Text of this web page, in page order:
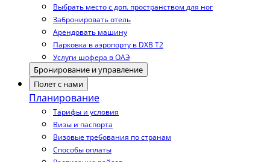
Выбрать место с доп. пространством для ног
Забронировать отель
Арендовать машину
Парковка в аэропорту в DXB T2
Услуги шофера в ОАЭ
Бронирование и управление
Полет с нами
Планирование
Тарифы и условия
Визы и паспорта
Визовые требования по странам
Способы оплаты